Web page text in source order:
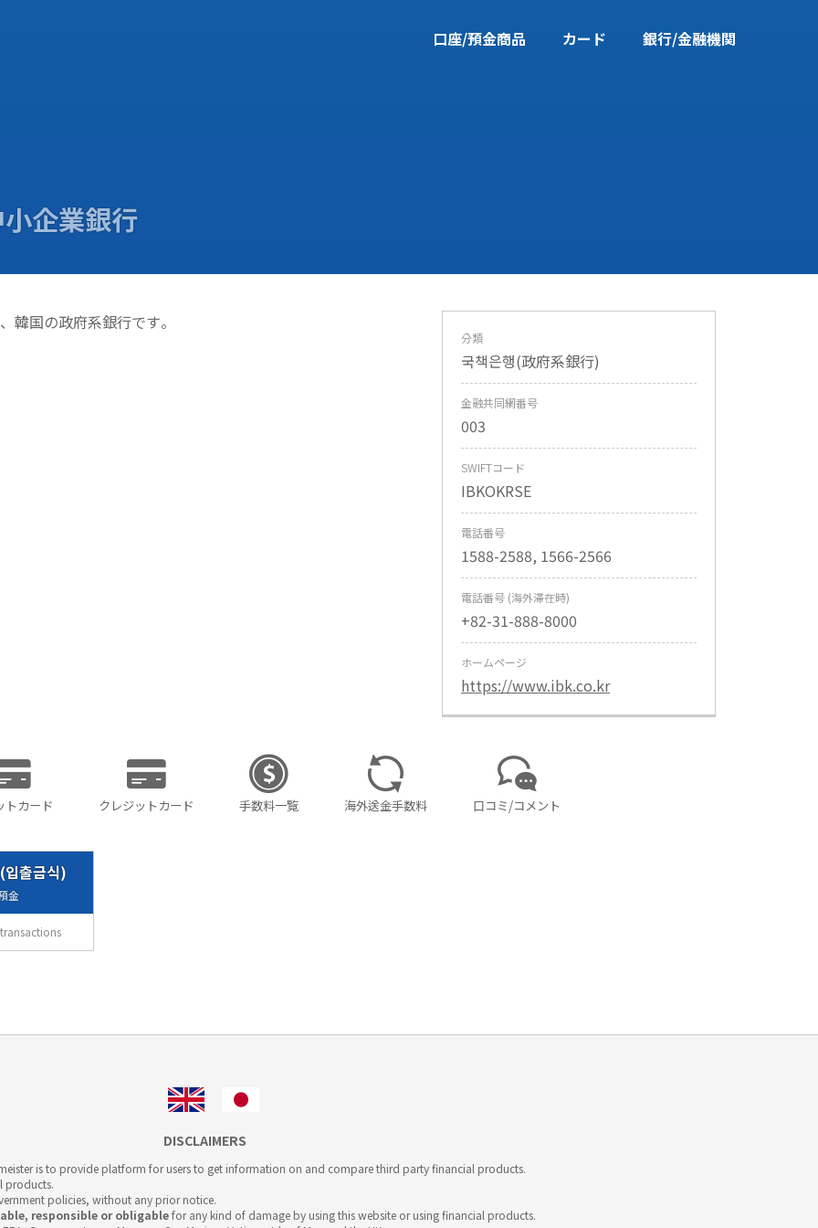
口座/預金商品 カード 銀行/金融機関
企業銀行
韓国の政府系銀行です。
分類
국책은행(政府系銀行)
金融共同網番号
003
SWIFTコード
IBKOKRSE
電話番号
1588-2588, 1566-2566
電話番号 (海外滞在時)
+82-31-888-8000
ホームページ
https://www.ibk.co.kr
トカード クレジットカード 手数料一覧 海外送金手数料 口コミ/コメント
입출금식)
金
DISCLAIMERS
is to provide platform for users to get information on and compare third party financial products.
products.
policies, without any prior notice.
responsible or obligablefor any kind of damage by using this website or using financial products.